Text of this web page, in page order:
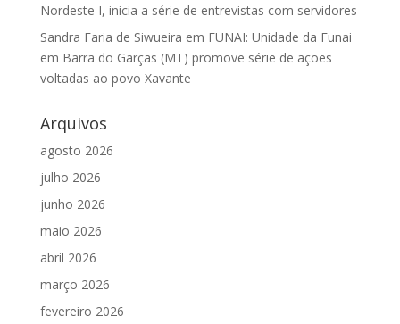
Nordeste I, inicia a série de entrevistas com servidores
Sandra Faria de Siwueira em FUNAI: Unidade da Funai
em Barra do Garças (MT) promove série de ações
voltadas ao povo Xavante
Arquivos
agosto 2026
julho 2026
junho 2026
maio 2026
abril 2026
março 2026
fevereiro 2026